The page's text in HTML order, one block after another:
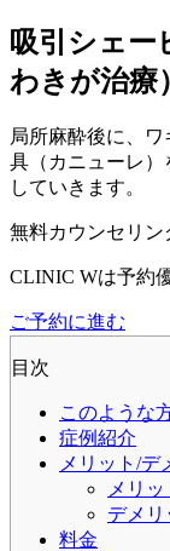
吸引シェー
わきが治療）
局所麻酔後に、
具（カニューレ
していきます。
無料カウンセリン
CLINIC Wは予約
ご予約に進む
目次
このような
症例紹介
メリット/デ
メリッ
デメリ
料金